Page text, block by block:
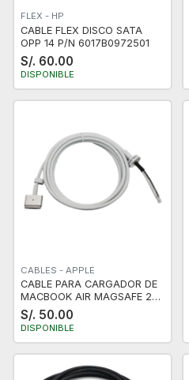
FLEX - HP
CABLE FLEX DISCO SATA
OPP 14 P/N 6017B0972501
S/. 60.00
DISPONIBLE
CABLES - APPLE
CABLE PARA CARGADOR DE
MACBOOK AIR MAGSAFE 2
TIPO T - SOPORTA HASTA
85W
S/. 50.00
DISPONIBLE